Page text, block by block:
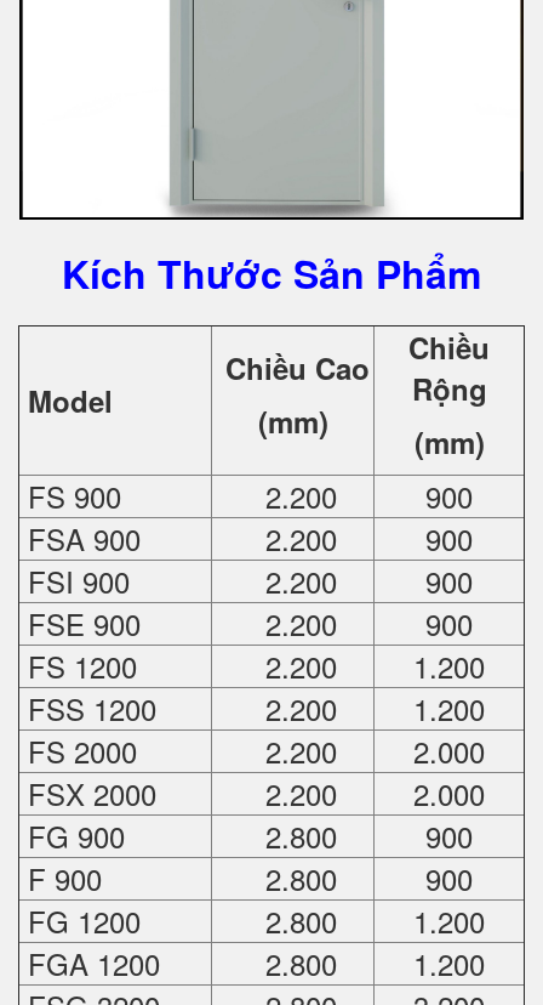
Kích Thước Sản Phẩm
Model
Chiều Cao
(mm)
Chiều
Rộng
(mm)
FS 900 2.200
900
FSA 900
2.200
900
FSI 900
2.200
900
FSE 900
2.200
900
FS 1200
2.200
1.200
FSS 1200
2.200
1.200
FS 2000
2.200
2.000
FSX 2000
2.200
2.000
FG 900
2.800
900
F 900
2.800
900
FG 1200
2.800
1.200
FGA 1200
2.800
1.200